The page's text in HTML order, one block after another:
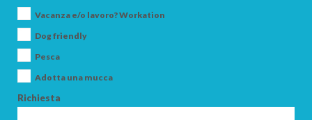
Vacanza e/o lavoro? Workation
Dog friendly
Pesca
Adotta una mucca
Richiesta